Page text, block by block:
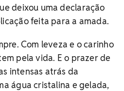
deixou uma declaração
feita para a amada.
Com leveza e o carinho
pela vida. E o prazer de
intensas atrás da
água cristalina e gelada,